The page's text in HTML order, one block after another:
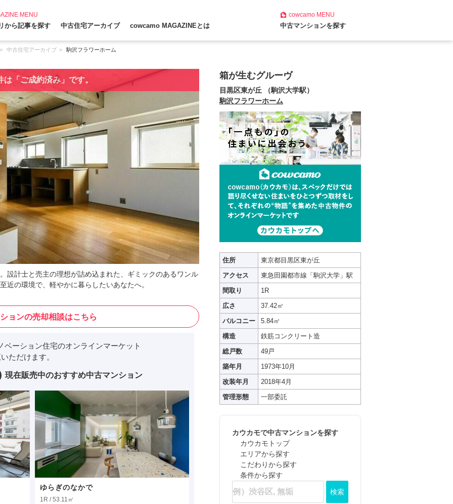
MENU
から記事を探す 中古住宅アーカイブ cowcamo MAGAZINEとは
cowcamoMENU
中古マンションを探す
中古住宅アーカイブ 駒沢フラワーホーム
は「ご成約済み」です。
設計士と売主の理想が詰め込まれた、ギミックのあるワンル
近の環境で、軽やかに暮らしたいあなたへ。
ョンの売却相談はこちら
ーション住宅のオンラインマーケット
ただけます。
現在販売中のおすすめ中古マンション
ゆらぎのなかで
1R / 53.11㎡
箱が生むグルーヴ
目黒区東が丘 （駒沢大学駅）
駒沢フラワーホーム
住所
東京都目黒区東が丘
アクセス
東急田園都市線「駒沢大学」駅
間取り
1R
広さ
37.42㎡
バルコニー
5.84㎡
構造
鉄筋コンクリート造
総戸数
49戸
築年月
1973年10月
改装年月
2018年4月
管理形態
一部委託
カウカモで中古マンションを探す
カウカモトップ
エリアから探す
こだわりから探す
条件から探す
検索